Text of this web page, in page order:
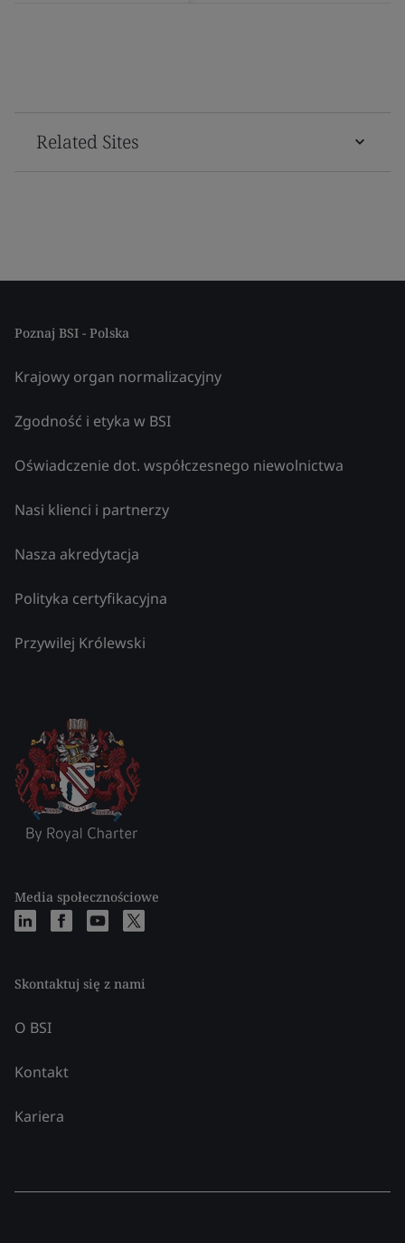
Related Sites
Poznaj BSI - Polska
Krajowy organ normalizacyjny
Zgodność i etyka w BSI
Oświadczenie dot. współczesnego niewolnictwa
Nasi klienci i partnerzy
Nasza akredytacja
Polityka certyfikacyjna
Przywilej Królewski
Media społecznościowe
Skontaktuj się z nami
O BSI
Kontakt
Kariera